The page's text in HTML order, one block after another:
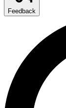
Feedback